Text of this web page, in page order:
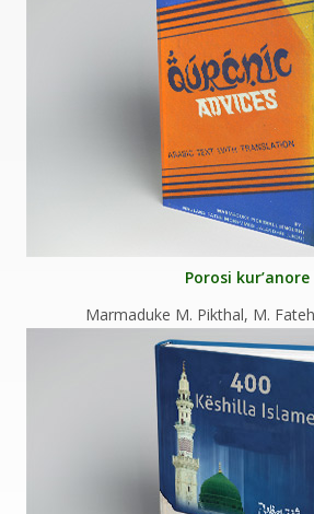
Porosi kur’anore
Marmaduke M. Pikthal, M.